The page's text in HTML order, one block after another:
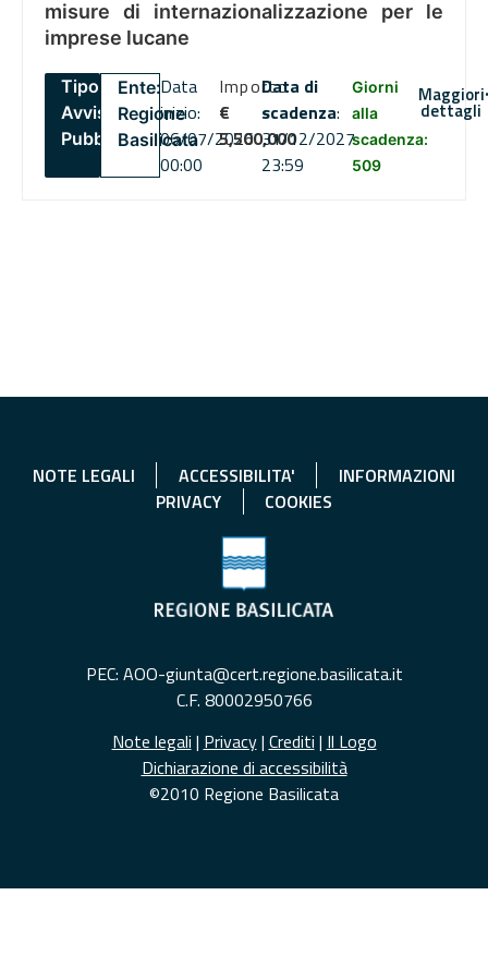
misure di internazionalizzazione per le
imprese lucane
Tipo:
Avviso
Pubblico
Ente:
Regione
Basilicata
Data
inizio:
06/07/2026
00:00
Importo
€
5,500,000
Data di
scadenza:
31/12/2027
23:59
Giorni
alla
scadenza:
509
Maggiori
dettagli
NOTE LEGALI ACCESSIBILITA'
INFORMAZIONI
PRIVACY
COOKIES
PEC: AOO-giunta@cert.regione.basilicata.it
C.F. 80002950766
Note legali | Privacy| Crediti | Il Logo
Dichiarazione di accessibilità
©2010 Regione Basilicata